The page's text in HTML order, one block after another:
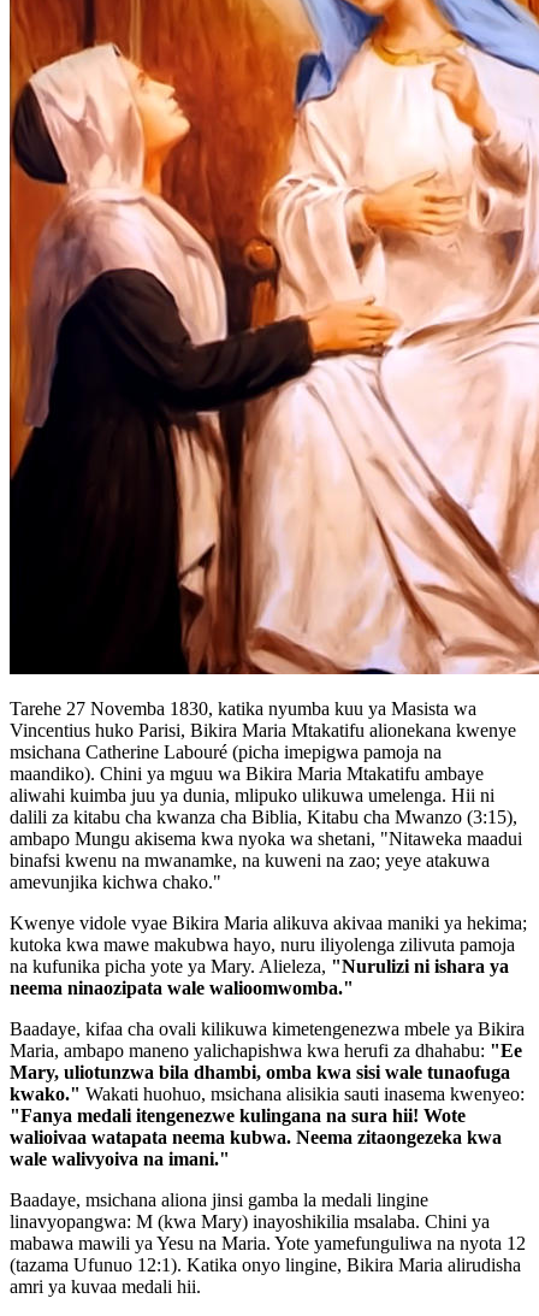
Tarehe 27 Novemba 1830, katika nyumba kuu ya Masista wa
Vincentius huko Parisi, Bikira Maria Mtakatifu alionekana kwenye
msichana Catherine Labouré (picha imepigwa pamoja na
maandiko). Chini ya mguu wa Bikira Maria Mtakatifu ambaye
aliwahi kuimba juu ya dunia, mlipuko ulikuwa umelenga. Hii ni
dalili za kitabu cha kwanza cha Biblia, Kitabu cha Mwanzo (3:15),
ambapo Mungu akisema kwa nyoka wa shetani, "Nitaweka maadui
binafsi kwenu na mwanamke, na kuweni na zao; yeye atakuwa
amevunjika kichwa chako."
Kwenye vidole vyae Bikira Maria alikuva akivaa maniki ya hekima;
kutoka kwa mawe makubwa hayo, nuru iliyolenga zilivuta pamoja
na kufunika picha yote ya Mary. Alieleza, "Nurulizi ni ishara ya
neema ninaozipata wale walioomwomba."
Baadaye, kifaa cha ovali kilikuwa kimetengenezwa mbele ya Bikira
Maria, ambapo maneno yalichapishwa kwa herufi za dhahabu: "Ee
Mary, uliotunzwa bila dhambi, omba kwa sisi wale tunaofuga
kwako." Wakati huohuo, msichana alisikia sauti inasema kwenyeo:
"Fanya medali itengenezwe kulingana na sura hii! Wote
walioivaa watapata neema kubwa. Neema zitaongezeka kwa
wale walivyoiva na imani."
Baadaye, msichana aliona jinsi gamba la medali lingine
linavyopangwa: M (kwa Mary) inayoshikilia msalaba. Chini ya
mabawa mawili ya Yesu na Maria. Yote yamefunguliwa na nyota 12
(tazama Ufunuo 12:1). Katika onyo lingine, Bikira Maria alirudisha
amri ya kuvaa medali hii.